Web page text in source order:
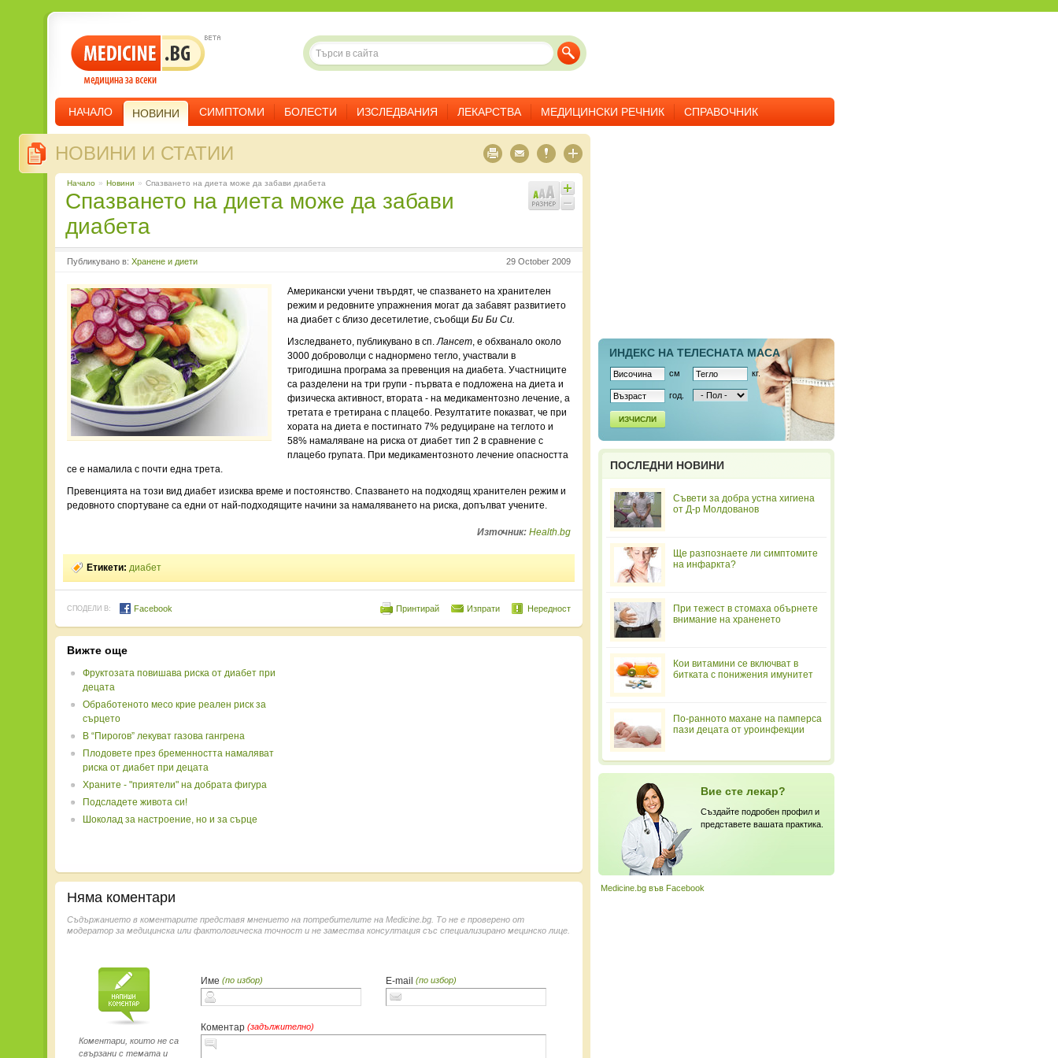
НАЧАЛО НОВИНИ СИМПТОМИ БОЛЕСТИ ИЗСЛЕДВАНИЯ ЛЕКАРСТВА МЕДИЦИНСКИ РЕЧНИК СПРАВОЧНИК
НОВИНИ И СТАТИИ
Начало » Новини » Спазването на диета може да забави диабета
Спазването на диета може да забави
диабета
Публикувано в: Хранене и диети 29 October 2009
Американски учени твърдят, че спазването на хранителен
режим и редовните упражнения могат да забавят развитието
на диабет с близо десетилетие, съобщи Би Би Си.
Изследването, публикувано в сп.Лансет, е обхванало около
3000 доброволци с наднормено тегло, участвали в
тригодишна програма за превенция на диабета. Участниците
са разделени на три групи - първата е подложена на диета и
физическа активност, втората - на медикаментозно лечение, а
третата е третирана с плацебо. Резултатите показват, че при
хората на диета е постигнато 7% редуциране на теглото и
58% намаляване на риска от диабет тип 2 в сравнение с
плацебо групата. При медикаментозното лечение опасността
се е намалила с почти една трета.
Превенцията на този вид диабет изисква време и постоянство. Спазването на подходящ хранителен режим и
редовното спортуване са едни от най-подходящите начини за намаляването на риска, допълват учените.
Източник: Health.bg
Етикети: диабет
СПОДЕЛИ В: Нередност
Изпрати
Принтирай
Facebook
Вижте още
Фруктозата повишава риска от диабет при
децата
Обработеното месо крие реален риск за
сърцето
В “Пирогов” лекуват газова гангрена
Плодовете през бременността намаляват
риска от диабет при децата
Храните - "приятели" на добрата фигура
Подсладете живота си!
Шоколад за настроение, но и за сърце
Няма коментари
Съдържанието в коментарите представя мнението на потребителите на Medicine.bg. То не е проверено от
модератор за медицинска или фактологическа точност и не замества консултация със специализирано мецинско лице.
Име (по избор) E-mail (по избор)
Коментар (задължително)
Коментари, които не са
свързани с темата и
ИНДЕКС НА ТЕЛЕСНAТА МАСА
см кг.
год.
ИЗЧИСЛИ
ПОСЛЕДНИ НОВИНИ
Съвети за добра устна хигиена
от Д-р Молдованов
Ще разпознаете ли симптомите
на инфаркта?
При тежест в стомаха обърнете
внимание на храненето
Кои витамини се включват в
битката с понижения имунитет
По-ранното махане на памперса
пази децата от уроинфекции
Вие сте лекар?
Създайте подробен профил и
представете вашата практика.
Medicine.bg във Facebook